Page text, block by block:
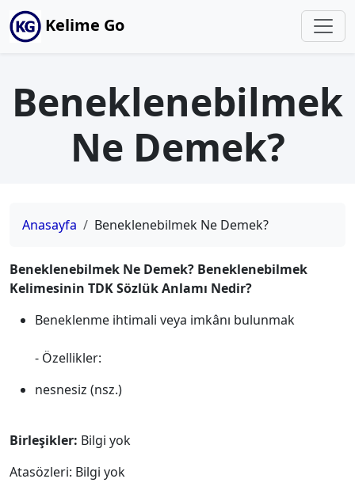
Kelime Go
Beneklenebilmek
Ne Demek?
Anasayfa Beneklenebilmek Ne Demek?
Beneklenebilmek Ne Demek? Beneklenebilmek
Kelimesinin TDK Sözlük Anlamı Nedir?
Beneklenme ihtimali veya imkânı bulunmak
- Özellikler:
nesnesiz (nsz.)
Birleşikler: Bilgi yok
Atasözleri: Bilgi yok